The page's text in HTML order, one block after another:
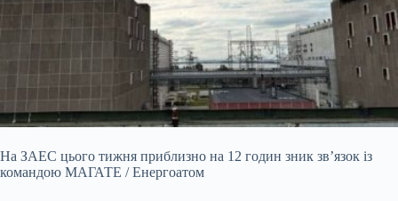
На ЗАЕС цього тижня приблизно на 12 годин зник зв’язок із
командою МАГАТЕ / Енергоатом